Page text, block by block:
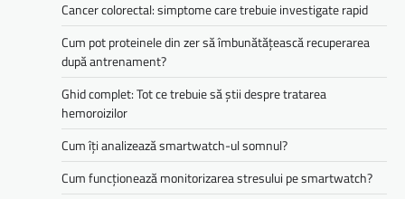
Cancer colorectal: simptome care trebuie investigate rapid
Cum pot proteinele din zer să îmbunătățească recuperarea
după antrenament?
Ghid complet: Tot ce trebuie să știi despre tratarea
hemoroizilor
Cum îți analizează smartwatch-ul somnul?
Cum funcționează monitorizarea stresului pe smartwatch?